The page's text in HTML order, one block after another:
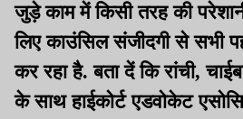
जुड़े काम में किसी तरह की
लिए काउंसिल संजीदगी से सभी
कर रहा है. बता दें कि रांची,
के साथ हाईकोर्ट एडवोकेट